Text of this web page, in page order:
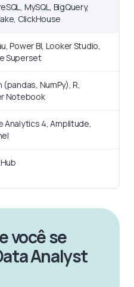
MySQL, BigQuery,
ClickHouse
Power BI, Looker Studio,
Superset
NumPy), R,
Notebook
Analytics 4, Amplitude,
você se
Analyst